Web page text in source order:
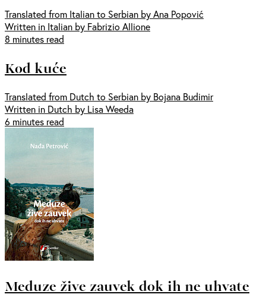
Translated from Italian to Serbian by Ana Popović
Written in Italian by Fabrizio Allione
8 minutes read
Kod kuće
Translated from Dutch to Serbian by Bojana Budimir
Written in Dutch by Lisa Weeda
6 minutes read
Meduze žive zauvek dok ih ne uhvate